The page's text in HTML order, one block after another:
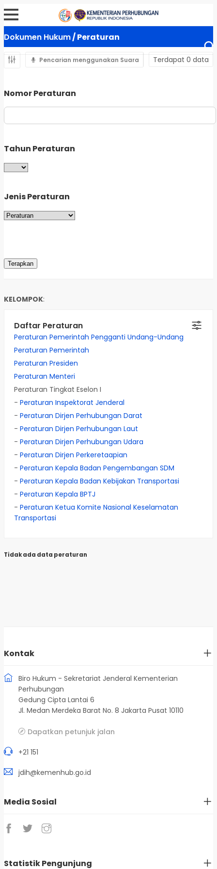
Dokumen Hukum/ Peraturan
Pencarian menggunakan Suara Terdapat 0 data
Nomor Peraturan
Tahun Peraturan
Jenis Peraturan
KELOMPOK:
Daftar Peraturan
Peraturan Pemerintah Pengganti Undang-Undang
Peraturan Pemerintah
Peraturan Presiden
Peraturan Menteri
Peraturan Tingkat Eselon I
- Peraturan Inspektorat Jenderal
- Peraturan Dirjen Perhubungan Darat
- Peraturan Dirjen Perhubungan Laut
- Peraturan Dirjen Perhubungan Udara
- Peraturan Dirjen Perkeretaapian
- Peraturan Kepala Badan Pengembangan SDM
- Peraturan Kepala Badan Kebijakan Transportasi
- Peraturan Kepala BPTJ
- Peraturan Ketua Komite Nasional Keselamatan
Transportasi
Tidak ada data peraturan
Kontak
Biro Hukum - Sekretariat Jenderal Kementerian
Perhubungan
Gedung Cipta Lantai 6
Jl. Medan Merdeka Barat No. 8 Jakarta Pusat 10110
Dapatkan petunjuk jalan
+21 151
jdih@kemenhub.go.id
Media Sosial
Statistik Pengunjung